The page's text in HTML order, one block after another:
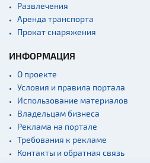
Развлечения
Аренда транспорта
Прокат снаряжения
ИНФОРМАЦИЯ
О проекте
Условия и правила портала
Использование материалов
Владельцам бизнеса
Реклама на портале
Требования к рекламе
Контакты и обратная связь